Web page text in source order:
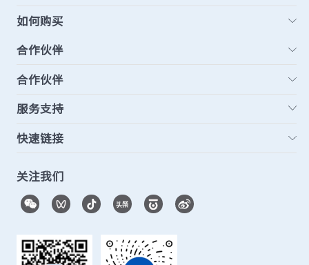
如何购买
合作伙伴
合作伙伴
服务支持
快速链接
关注我们